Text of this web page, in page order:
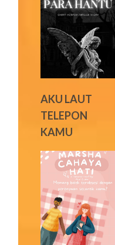
AKU LAUT
TELEPON
KAMU